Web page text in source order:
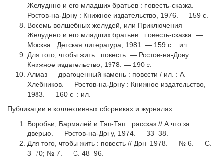
Желуднно и его младших братьев : повесть-сказка. —
Ростов-на-Дону : Книжное издательство, 1976. — 159 с.
Восемь волшебных желудей, или Приключения
Желуднно и его младших братьев : повесть-сказка. —
Москва : Детская литература, 1981. — 159 с. : ил.
Для того, чтобы жить : повесть. — Ростов-на-Дону :
Книжное издательство, 1978. — 190 с.
Алмаз — драгоценный камень : повести / ил. : А.
Хлебников. — Ростов-на-Дону : Книжное издательство,
1983. — 160 с. : ил.
Публикации в коллективных сборниках и журналах
Воробьи, Бармалей и Тяп-Тяп : рассказ // А что за
дверью. — Ростов-на-Дону, 1974. — 33–38.
Для того, чтобы жить : повесть // Дон, 1978. — № 6. — С.
3–70; № 7. — С. 48–96.